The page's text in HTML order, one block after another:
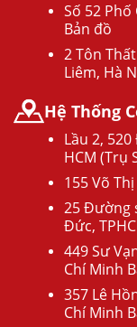
Số 52 Phố
Bản đồ
2 Tôn
Liêm, Hà
Hệ Thống
Lầu 2,
HCM (Trụ
155 Võ
25 Đường
Đức,
449 Sư
Chí Minh
357 Lê
Chí Minh